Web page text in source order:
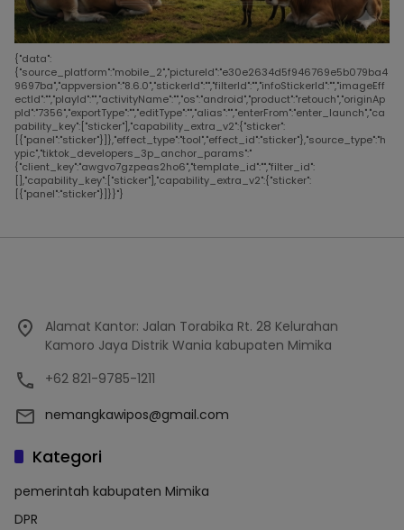
{"data":
{"source_platform":"mobile_2","pictureId":"e30e2634d5f946769e5b079ba4
9697ba","appversion":"8.6.0","stickerId":"","filterId":"","infoStickerId":"","imageEff
ectId":"","playId":"","activityName":"","os":"android","product":"retouch","originAp
pId":"7356","exportType":"","editType":"","alias":"","enterFrom":"enter_launch","ca
pability_key":["sticker"],"capability_extra_v2":{"sticker":
[{"panel":"sticker"}]},"effect_type":"tool","effect_id":"sticker"},"source_type":"h
ypic","tiktok_developers_3p_anchor_params":"
{"client_key":"awgvo7gzpeas2ho6","template_id":"","filter_id":
[],"capability_key":["sticker"],"capability_extra_v2":{"sticker":
[{"panel":"sticker"}]}}"}
Alamat Kantor: Jalan Torabika Rt. 28 Kelurahan
Kamoro Jaya Distrik Wania kabupaten Mimika
+62 821-9785-1211
nemangkawipos@gmail.com
Kategori
pemerintah kabupaten Mimika
DPR